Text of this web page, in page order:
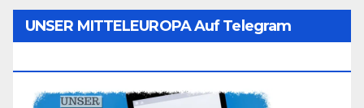
UNSER MITTELEUROPA Auf Telegram